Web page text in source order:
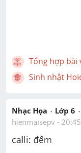
Tổng hợp bài
Sinh nhật
Nhạc Họa Lớp 6
hienmaisepv -
calli: đếm